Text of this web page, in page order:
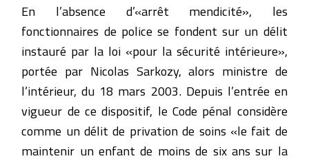
En l’absence d’«arrêt mendicité», les
fonctionnaires de police se fondent sur un délit
instauré par la loi «pour la sécurité intérieure»,
portée par Nicolas Sarkozy, alors ministre de
l’intérieur, du 18 mars 2003. Depuis l’entrée en
vigueur de ce dispositif, le Code pénal considère
comme un délit de privation de soins «le fait de
maintenir un enfant de moins de six ans sur la